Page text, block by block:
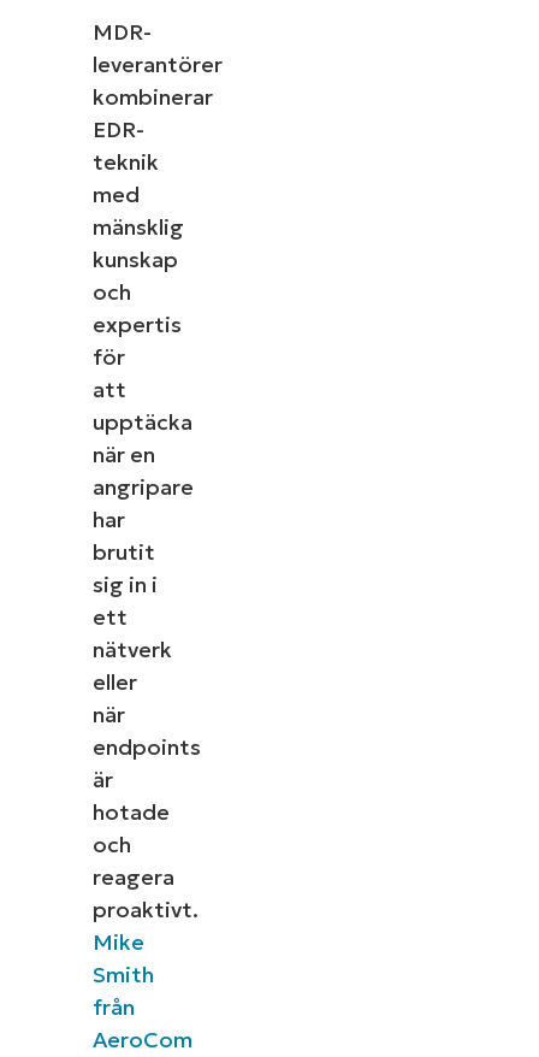
MDR-
leverantörer
kombinerar
EDR-
teknik
med
mänsklig
kunskap
och
expertis
för
att
upptäcka
när en
angripare
har
brutit
sig in i
ett
nätverk
eller
när
endpoints
är
hotade
och
reagera
proaktivt.
Mike
Smith
från
AeroCom